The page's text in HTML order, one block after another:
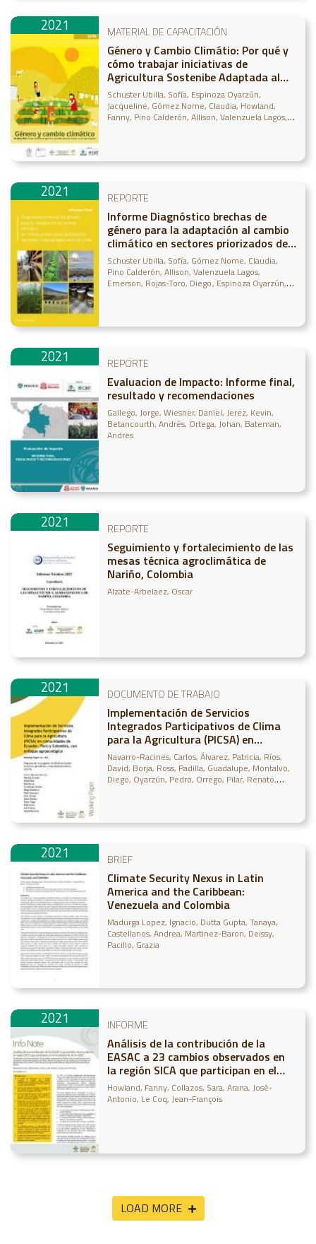
2021 MATERIAL DE CAPACITACIÓN
Género y Cambio Climátio: Por qué y
cómo trabajar iniciativas de
Agricultura Sostenibe Adaptada al
Clima con enfoque de género
Schuster Ubilla, Sofía Espinoza Oyarzún,
Jacqueline Gómez Nome, Claudia Howland,
Fanny Pino Calderón, Allison Valenzuela Lagos,
2021 REPORTE
Informe Diagnóstico brechas de
género para la adaptación al cambio
climático en sectores priorizados del
sector silvoagropecuario (2021)
Schuster Ubilla, Sofía Gómez Nome, Claudia
Pino Calderón, Allison Valenzuela Lagos,
Emerson Rojas-Toro, Diego Espinoza Oyarzún,
2021 REPORTE
Evaluacion de Impacto: Informe final,
resultado y recomendaciones
Gallego, Jorge Wiesner, Daniel Jerez, Kevin
Betancourth, Andrés Ortega, Johan Bateman,
Andres
2021 REPORTE
Seguimiento y fortalecimiento de las
mesas técnica agroclimática de
Nariño, Colombia
Alzate-Arbelaez, Oscar
2021 DOCUMENTO DE TRABAJO
Implementación de Servicios
Integrados Participativos de Clima
para la Agricultura (PICSA) en
comunidades de Ecuador, Perú y
Colombia, con enfoque agroecológico
Navarro-Racines, Carlos Álvarez, Patricia Ríos,
David Borja, Ross Padilla, Guadalupe Montalvo,
Diego Oyarzún, Pedro Orrego, Pilar Renato,
2021 BRIEF
Climate Security Nexus in Latin
America and the Caribbean:
Venezuela and Colombia
Madurga Lopez, Ignacio Dutta Gupta, Tanaya
Castellanos, Andrea Martinez-Baron, Deissy
Pacillo, Grazia
2021 INFORME
Análisis de la contribución de la
EASAC a 23 cambios observados en
la región SICA que participan en el
escalamiento de la ASAC
Howland, Fanny Collazos, Sara Arana, José-
Antonio Le Coq, Jean-François
LOAD MORE